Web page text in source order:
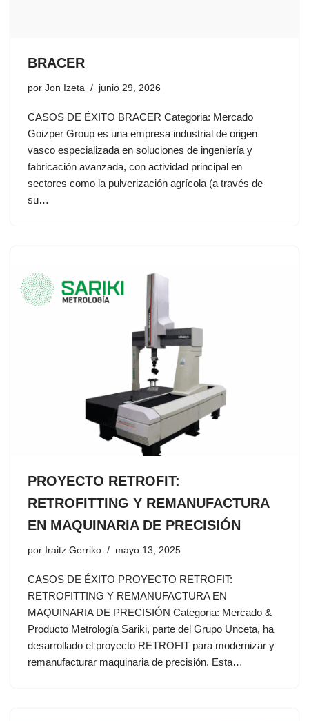
BRACER
por Jon Izeta junio 29, 2026
CASOS DE ÉXITO BRACER Categoria: Mercado
Goizper Group es una empresa industrial de origen
vasco especializada en soluciones de ingeniería y
fabricación avanzada, con actividad principal en
sectores como la pulverización agrícola (a través de
su…
PROYECTO RETROFIT:
RETROFITTING Y REMANUFACTURA
EN MAQUINARIA DE PRECISIÓN
por Iraitz Gerriko mayo 13, 2025
CASOS DE ÉXITO PROYECTO RETROFIT:
RETROFITTING Y REMANUFACTURA EN
MAQUINARIA DE PRECISIÓN Categoria: Mercado &
Producto Metrología Sariki, parte del Grupo Unceta, ha
desarrollado el proyecto RETROFIT para modernizar y
remanufacturar maquinaria de precisión. Esta…